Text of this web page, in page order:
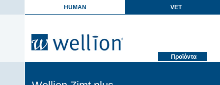
HUMAN VET
Προϊόντα